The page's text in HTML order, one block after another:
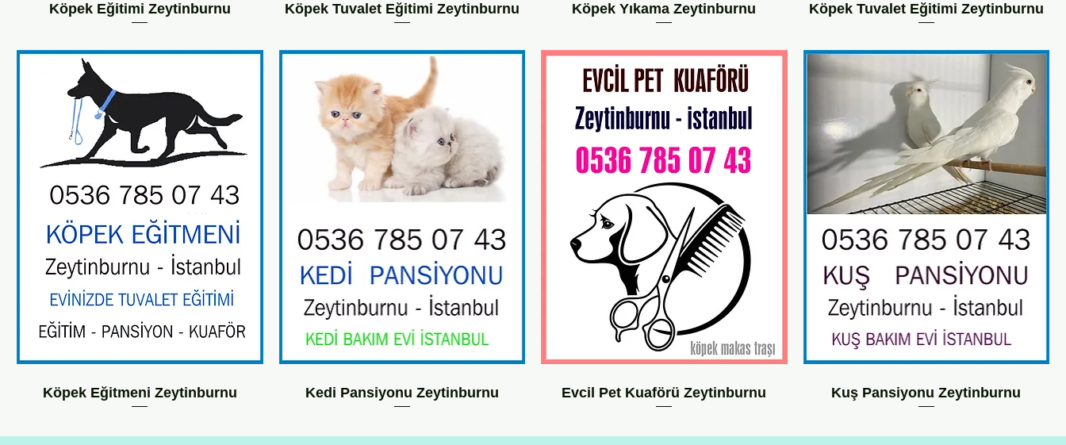
Köpek Eğitimi Zeytinburnu Köpek Tuvalet Eğitimi Zeytinburnu Köpek Yıkama Zeytinburnu Köpek Tuvalet Eğitimi Zeytinburnu
Köpek Eğitmeni Zeytinburnu Kedi Pansiyonu Zeytinburnu Evcil Pet Kuaförü Zeytinburnu Kuş Pansiyonu Zeytinburnu